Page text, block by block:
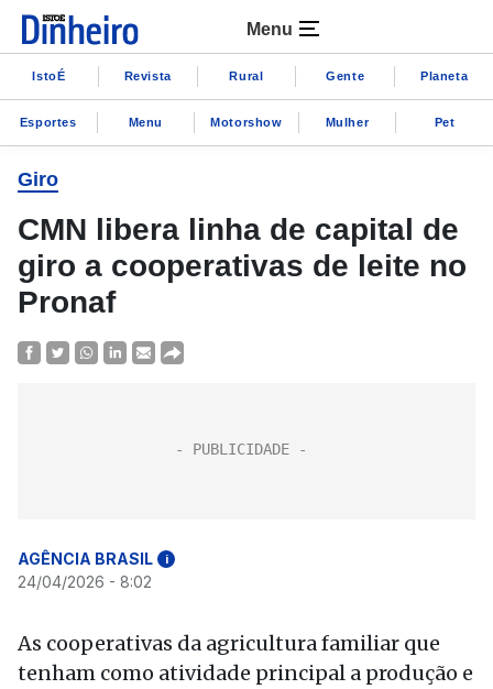
Menu
IstoÉ Revista Rural Gente Planeta
Esportes Menu Motorshow Mulher Pet
Giro
CMN libera linha de capital de
giro a cooperativas de leite no
Pronaf
AGÊNCIA BRASIL i
24/04/2026 - 8:02
As cooperativas da agricultura familiar que
tenham como atividade principal a produção e